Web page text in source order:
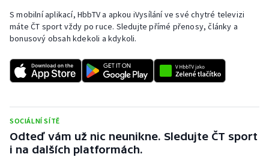
S mobilní aplikací, HbbTV a apkou iVysílání ve své chytré televizi
máte ČT sport vždy po ruce. Sledujte přímé přenosy, články a
bonusový obsah kdekoli a kdykoli.
SOCIÁLNÍ SÍTĚ
Odteď vám už nic neunikne. Sledujte ČT sport
i na dalších platformách.